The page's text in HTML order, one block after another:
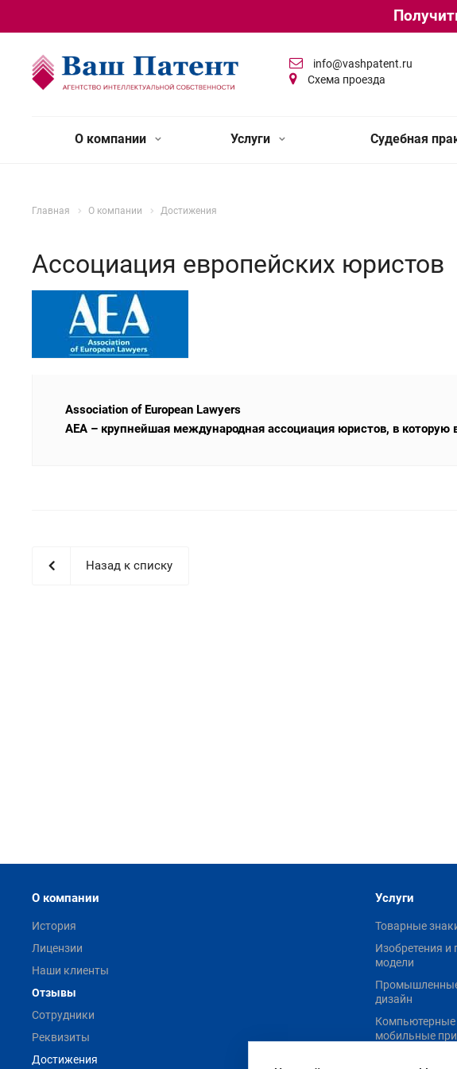
info@vashpatent.ru
Схема проезда
О компании Услуги Судебная
Главная О компании Достижения
Ассоциация европейских юристов
Association of European Lawyers
AEA – крупнейшая международная ассоциация юристов, в которую
Назад к списку
О компании
История
Лицензии
Наши клиенты
Отзывы
Сотрудники
Реквизиты
Достижения
Услуги
Товарные
Изобретения и
модели
дизайн
мобильные